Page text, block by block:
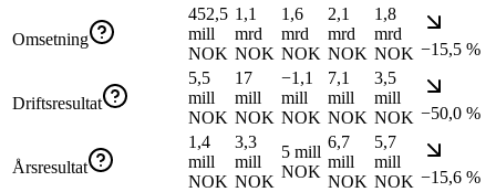
Omsetning
452,5
mill
NOK
1,1
mrd
NOK
1,6
mrd
NOK
2,1
mrd
NOK
1,8
mrd
NOK −15,5 %
Driftsresultat
5,5
mill
NOK
17
mill
NOK
−1,1
mill
NOK
7,1
mill
NOK
3,5
mill
NOK −50,0 %
Årsresultat
1,4
mill
NOK
3,3
mill
NOK
5 mill
NOK
6,7
mill
NOK
5,7
mill
NOK −15,6 %